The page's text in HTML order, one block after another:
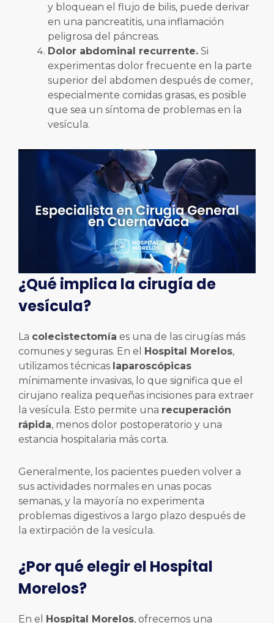
y bloquean el flujo de bilis, puede derivar
en una pancreatitis, una inflamación
peligrosa del páncreas.
Dolor abdominal recurrente. Si
experimentas dolor frecuente en la parte
superior del abdomen después de comer,
especialmente comidas grasas, es posible
que sea un síntoma de problemas en la
vesícula.
¿Qué implica la cirugía de
vesícula?
La colecistectomía es una de las cirugías más
comunes y seguras. En el
Hospital Morelos,
utilizamos técnicas laparoscópicas
mínimamente invasivas, lo que significa que el
cirujano realiza pequeñas incisiones para extraer
la vesícula. Esto permite una recuperación
rápida, menos dolor postoperatorio y una
estancia hospitalaria más corta.
Generalmente, los pacientes pueden volver a
sus actividades normales en unas pocas
semanas, y la mayoría no experimenta
problemas digestivos a largo plazo después de
la extirpación de la vesícula.
¿Por qué elegir el Hospital
Morelos?
En el Hospital Morelos, ofrecemos una